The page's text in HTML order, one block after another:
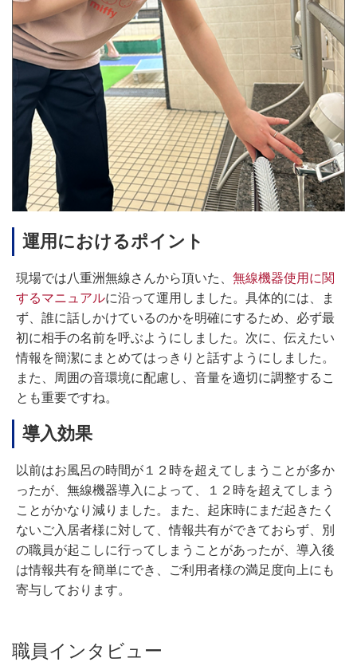
運用におけるポイント
現場では八重洲無線さんから頂いた、 無線機器使用に関
するマニュアルに沿って運用しました。具体的には、ま
ず、誰に話しかけているのかを明確にするため、必ず最
初に相手の名前を呼ぶようにしました。次に、伝えたい
情報を簡潔にまとめてはっきりと話すようにしました。
また、周囲の音環境に配慮し、音量を適切に調整するこ
とも重要ですね。
導入効果
以前はお風呂の時間が１２時を超えてしまうことが多か
ったが、無線機器導入によって、１２時を超えてしまう
ことがかなり減りました。また、起床時にまだ起きたく
ないご入居者様に対して、情報共有ができておらず、別
の職員が起こしに行ってしまうことがあったが、導入後
は情報共有を簡単にでき、ご利用者様の満足度向上にも
寄与しております。
職員インタビュー